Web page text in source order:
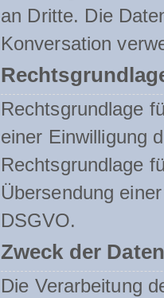
an Dritte. Die
Konversation
Rechtsgrundlage
einer Einwilligung
Rechtsgrundlage
Übersendung
DSGVO.
Zweck der
Die Verarbeitung